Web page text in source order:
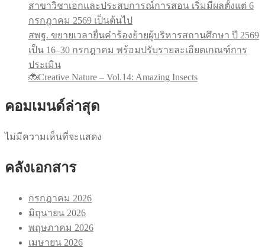
สาขาวิชาเอกและประสบการณ์การสอน เริ่มมีผลตั้งแต่ 6
กรกฎาคม 2569 เป็นต้นไป
สพฐ. ขยายเวลายื่นคำร้องย้ายผู้บริหารสถานศึกษา ปี 2569
เป็น 16–30 กรกฎาคม พร้อมปรับรายละเอียดเกณฑ์การ
ประเมิน
🐞Creative Nature – Vol.14: Amazing Insects
คอมเมนด์ล่าสุด
ไม่มีความเห็นที่จะแสดง
คลังเอกสาร
กรกฎาคม 2026
มิถุนายน 2026
พฤษภาคม 2026
เมษายน 2026